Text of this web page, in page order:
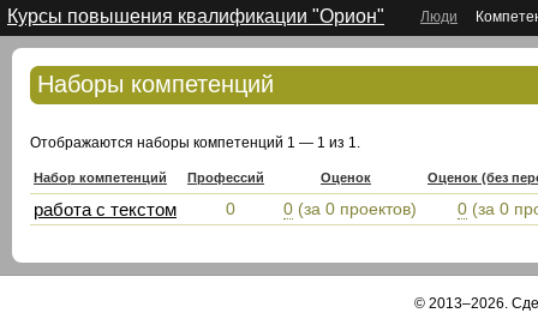
Курсы повышения квалификации "Орион" Люди
Наборы компетенций
Отображаются наборы компетенций 1 — 1 из 1.
Набор компетенций Профессий Оценок Оценок (без
работа с текстом 0 0 (за 0 проектов) 0 (за 0
© 2013–2026.